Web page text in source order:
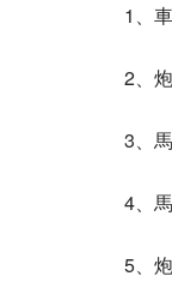
1、
2、
3、
4、
5、